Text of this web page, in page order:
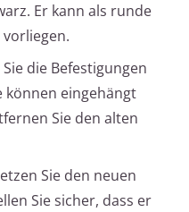
Er kann als runde
Sie die Befestigungen
können eingehängt
Sie den alten
Sie den neuen
Sie sicher, dass er